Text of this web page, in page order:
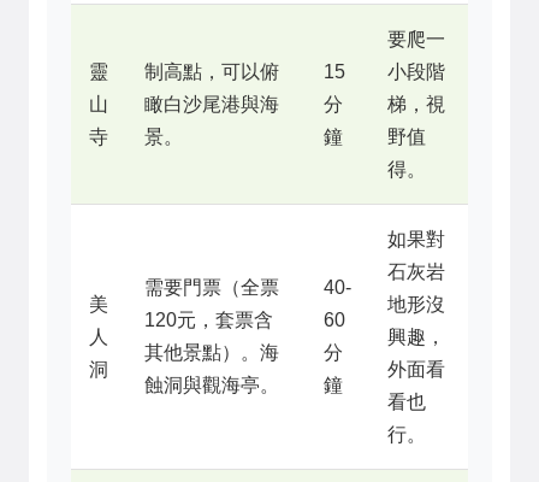
靈
山
寺
制高點，可以俯
瞰白沙尾港與海
景。
15
分
鐘
要爬一
小段階
梯，視
野值
得。
美
人
洞
需要門票（全票
120元，套票含
其他景點）。海
蝕洞與觀海亭。
40-
60
分
鐘
如果對
石灰岩
地形沒
興趣，
外面看
看也
行。